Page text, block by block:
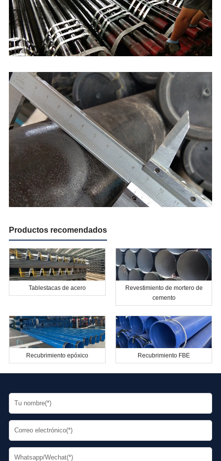
Productos recomendados
Tablestacas de acero
Revestimiento de mortero de
cemento
Recubrimiento epóxico Recubrimiento FBE